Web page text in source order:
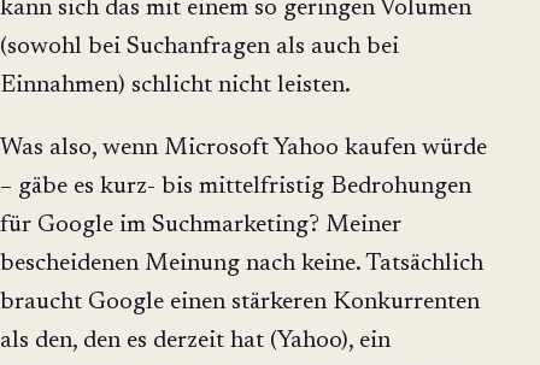
kann sich das mit einem so geringen Volumen
(sowohl bei Suchanfragen als auch bei
Einnahmen) schlicht nicht leisten.
Was also, wenn Microsoft Yahoo kaufen würde
– gäbe es kurz- bis mittelfristig Bedrohungen
für Google im Suchmarketing? Meiner
bescheidenen Meinung nach keine. Tatsächlich
braucht Google einen stärkeren Konkurrenten
als den, den es derzeit hat (Yahoo), ein